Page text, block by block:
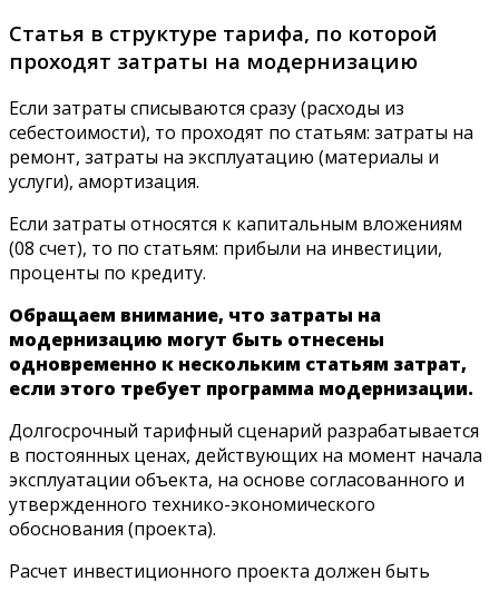
Статья в структуре тарифа, по которой
проходят затраты на модернизацию
Если затраты списываются сразу (расходы из
себестоимости), то проходят по статьям: затраты на
ремонт, затраты на эксплуатацию (материалы и
услуги), амортизация.
Если затраты относятся к капитальным вложениям
(08 счет), то по статьям: прибыли на инвестиции,
проценты по кредиту.
Обращаем внимание, что затраты на
модернизацию могут быть отнесены
одновременно к нескольким статьям затрат,
если этого требует программа модернизации.
Долгосрочный тарифный сценарий разрабатывается
в постоянных ценах, действующих на момент начала
эксплуатации объекта, на основе согласованного и
утвержденного технико-экономического
обоснования (проекта).
Расчет инвестиционного проекта должен быть